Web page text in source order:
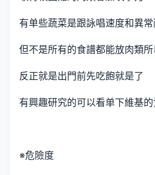
有单些蔬菜是跟詠唱速度和異
但不是所有的食譜都能放肉類
反正就是出門前先吃飽就是了
有興趣研究的可以看单下維基
※危險度